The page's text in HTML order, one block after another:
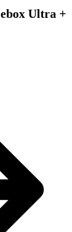
Ultra +